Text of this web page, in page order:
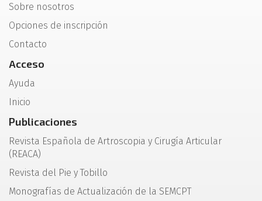
Sobre nosotros
Opciones de inscripción
Contacto
Acceso
Ayuda
Inicio
Publicaciones
Revista Española de Artroscopia y Cirugía Articular
(REACA)
Revista del Pie y Tobillo
Monografías de Actualización de la SEMCPT